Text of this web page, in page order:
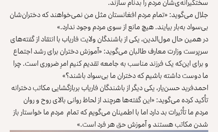
جلال می‌گوید: «تمام مردم افغانستان مثل من نمی‌خواهند که دختران‌شان
بی‌سواد به‌بار بیایند. هیچ مانع از سوی مردم وجود ندارد.»
در همین حال مول‌الدین، یکی از باشندگان ولایت فاریاب با انتقاد از گفته‌های
سرپرست وزارت معارف طالبان می‌گوید: «آموزش دختران برای رشد اجتماع
و برای این‌که یک فرزند مناسب به جامعه تقدیم کنیم امرِ ضروری است. چرا
ما دوست داشته باشیم که دختران ما بی‌سواد باشند؟»
احمدفرید حسن‌یار، یکی دیگر از باشندگان فاریاب بربازگشایی مکاتب دخترانه
تأکید کرده می‌گوید: «این گفته‌ها هرچند از لحاظ روانی بالای روح و روان
مردم ما تأثیرات بد دارد اما با اطمینان می‌گویم که تمام مردم ما خواستار باز
شدن مکاتب هستند و آموزش حق هر فرد است.»